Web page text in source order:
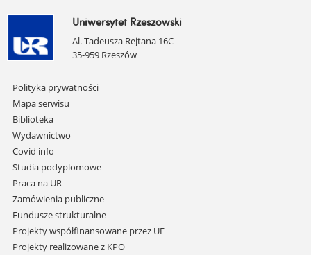
Uniwersytet Rzeszowski
Al. Tadeusza Rejtana 16C
35-959 Rzeszów
Pomiń
nawigację
i
przejdź
do
treści
Polityka prywatności
Mapa serwisu
Biblioteka
Wydawnictwo
Covid info
Studia podyplomowe
Praca na UR
Zamówienia publiczne
Fundusze strukturalne
Projekty współfinansowane przez UE
Projekty realizowane z KPO